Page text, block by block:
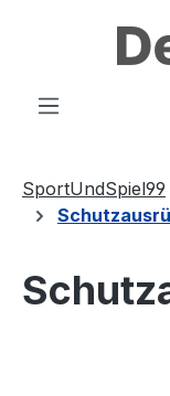
Zum Hauptinhalt
SportUndSpiel99